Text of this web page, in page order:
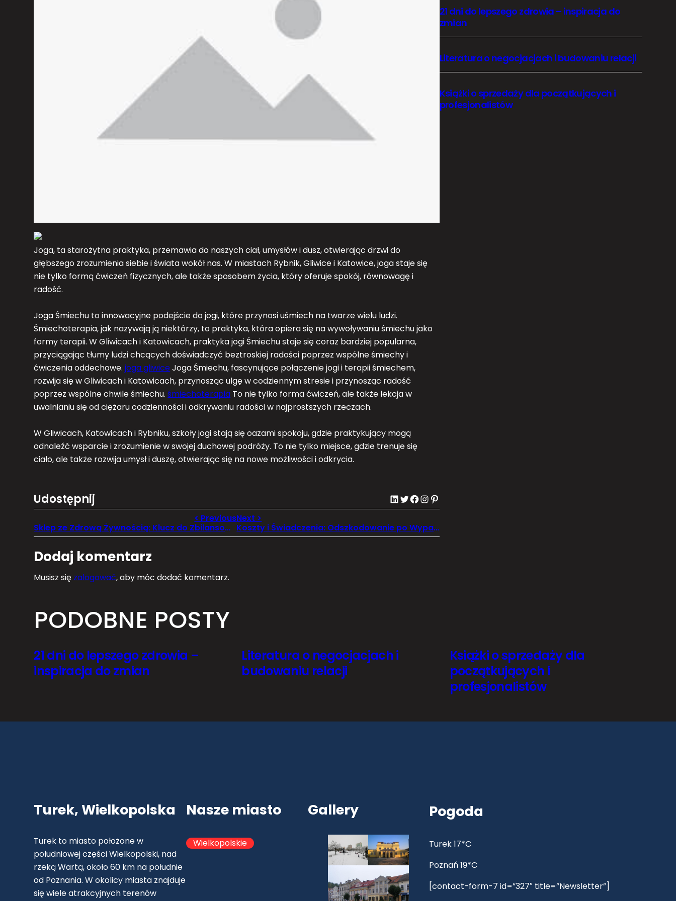
Joga, ta starożytna praktyka, przemawia do naszych ciał, umysłów i dusz, otwierając drzwi do
głębszego zrozumienia siebie i świata wokół nas. W miastach Rybnik, Gliwice i Katowice, joga staje się
nie tylko formą ćwiczeń fizycznych, ale także sposobem życia, który oferuje spokój, równowagę i
radość.
Joga Śmiechu to innowacyjne podejście do jogi, które przynosi uśmiech na twarze wielu ludzi.
Śmiechoterapia, jak nazywają ją niektórzy, to praktyka, która opiera się na wywoływaniu śmiechu jako
formy terapii. W Gliwicach i Katowicach, praktyka jogi Śmiechu staje się coraz bardziej popularna,
przyciągając tłumy ludzi chcących doświadczyć beztroskiej radości poprzez wspólne śmiechy i
ćwiczenia oddechowe.joga gliwiceJoga Śmiechu, fascynujące połączenie jogi i terapii śmiechem,
rozwija się w Gliwicach i Katowicach, przynosząc ulgę w codziennym stresie i przynosząc radość
poprzez wspólne chwile śmiechu.śmiechoterapia To nie tylko forma ćwiczeń, ale także lekcja w
uwalnianiu się od ciężaru codzienności i odkrywaniu radości w najprostszych rzeczach.
W Gliwicach, Katowicach i Rybniku, szkoły jogi stają się oazami spokoju, gdzie praktykujący mogą
odnaleźć wsparcie i zrozumienie w swojej duchowej podróży. To nie tylko miejsce, gdzie trenuje się
ciało, ale także rozwija umysł i duszę, otwierając się na nowe możliwości i odkrycia.
Udostępnij LinkedIn Twitter Facebook Instagram Pinterest
Sklep ze Zdrową Żywnością: Klucz do Zbilansowanego Żywienia Koszty i Świadczenia: Odszkodowanie po Wypadku w Niemczech
Dodaj komentarz
Musisz się zalogować, aby móc dodać komentarz.
21 dni do lepszego zdrowia – inspiracja do
zmian
Literatura o negocjacjach i budowaniu relacji
Książki o sprzedaży dla początkujących i
profesjonalistów
PODOBNE POSTY
21 dni do lepszego zdrowia –
inspiracja do zmian
Literatura o negocjacjach i
budowaniu relacji
Książki o sprzedaży dla
początkujących i
profesjonalistów
Turek, Wielkopolska
Turek to miasto położone w
południowej części Wielkopolski, nad
rzeką Wartą, około 60 km na południe
od Poznania. W okolicy miasta znajduje
się wiele atrakcyjnych terenów
Nasze miasto
Wielkopolskie
Gallery Pogoda
Turek 17*C
Poznań 19*C
[contact-form-7 id=”327″ title=”Newsletter”]